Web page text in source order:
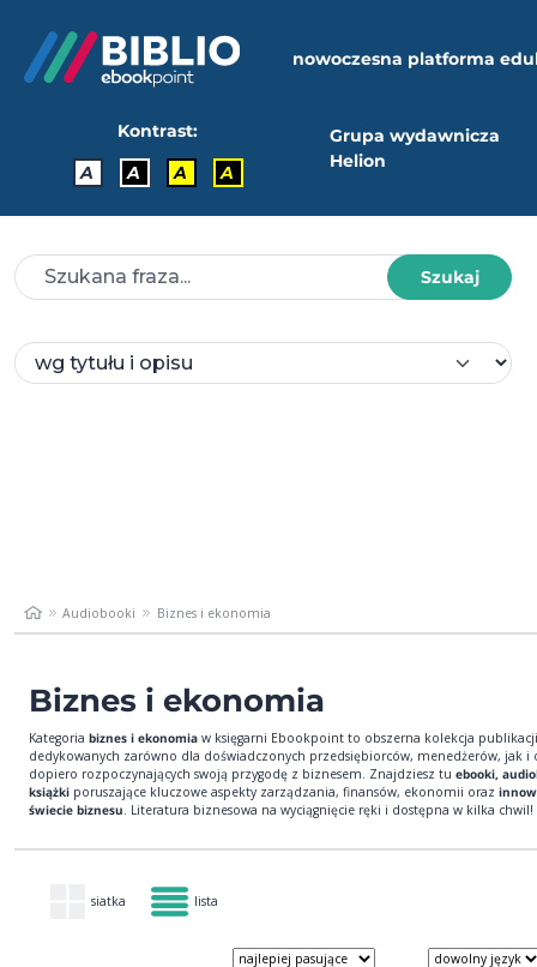
nowoczesna platforma
Kontrast:
A
A A A
Grupa wydawnicza
Helion
Szukaj
Audiobooki Biznes i ekonomia
Biznes i ekonomia
Kategoria biznes i ekonomia w księgarni Ebookpoint to obszerna kolekcja publikacji
dedykowanych zarówno dla doświadczonych przedsiębiorców, menedżerów, jak i
dopiero rozpoczynających swoją przygodę z biznesem. Znajdziesz tu ebooki,
książki poruszające kluczowe aspekty zarządzania, finansów, ekonomii oraz
świecie biznesu . Literatura biznesowa na wyciągnięcie ręki i dostępna w kilka chwil!
siatka lista